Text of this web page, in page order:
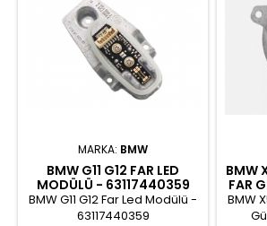
MARKA: BMW
BMW G11 G12 FAR LED
MODÜLÜ - 63117440359
BMW G11 G12 Far Led Modülü -
63117440359
BMW
FAR
BMW